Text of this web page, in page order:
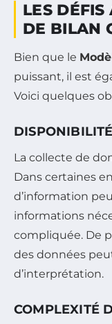
LES DÉFIS
DE BILAN
Bien que le
puissant, il est
Voici quelques
La collecte de
Dans certaines
d’information
informations
compliquée. De
des données
d’interprétation.
COMPLEXITÉ